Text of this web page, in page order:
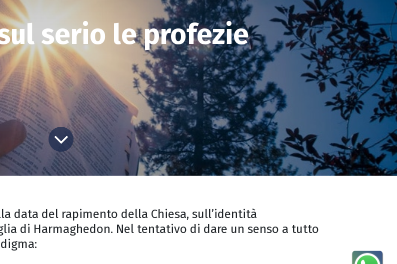
serio le profezie
data del rapimento della Chiesa, sull’identità
di Harmaghedon. Nel tentativo di dare un senso a tutto